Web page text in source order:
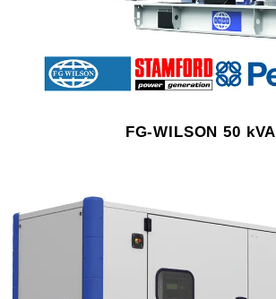
FG-WILSON 50 kVA